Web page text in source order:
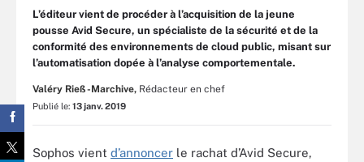
L’éditeur vient de procéder à l’acquisition de la jeune
pousse Avid Secure, un spécialiste de la sécurité et de la
conformité des environnements de cloud public, misant sur
l’automatisation dopée à l’analyse comportementale.
Valéry Rieß-Marchive, Rédacteur en chef
Publié le: 13 janv. 2019
Sophos vient d’annoncer le rachat d’Avid Secure,